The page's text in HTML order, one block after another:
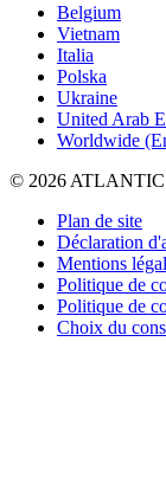
Belgium
Vietnam
Italia
Polska
Ukraine
United Arab
Worldwide
© 2026 ATLANTIC
Plan de site
Déclaration
Mentions
Politique de
Politique de
Choix du